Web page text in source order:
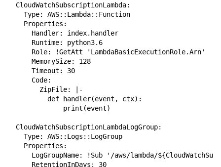
  CloudWatchSubscriptionLambda:
    Type: AWS::Lambda::Function
    Properties:
      Handler: index.handler
      Runtime: python3.6
      Role: !GetAtt 'LambdaBasicExecutionRole.Arn'
      MemorySize: 128
      Timeout: 30
      Code:
        ZipFile: |-
          def handler(event, ctx):
              print(event)
  CloudWatchSubscriptionLambdaLogGroup:
    Type: AWS::Logs::LogGroup
    Properties:
LogGroupName: !Sub '/aws/lambda/
      RetentionInDays: 30